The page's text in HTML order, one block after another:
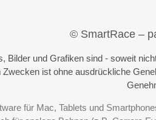
© SmartRace –
Bilder und Grafiken sind - soweit
ist ohne ausdrückliche
für Mac, Tablets und